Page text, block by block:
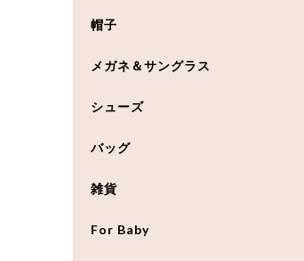
帽子
メガネ＆サングラス
シューズ
バッグ
雑貨
For Baby